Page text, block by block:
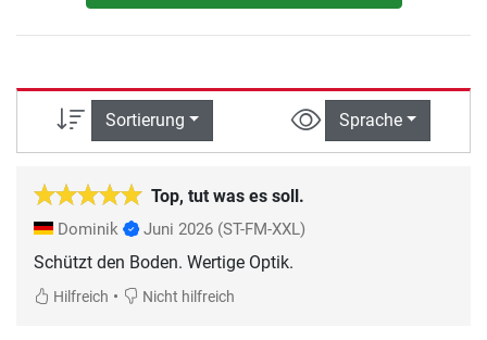
Sortierung Sprache
Top, tut was es soll.
Dominik Juni 2026 (ST-FM-XXL)
Schützt den Boden. Wertige Optik.
Hilfreich • Nicht hilfreich